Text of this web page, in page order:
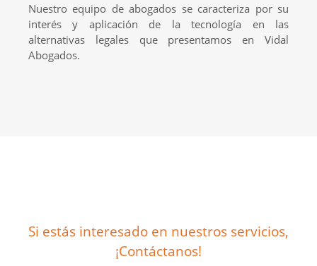
Nuestro equipo de abogados se caracteriza por su
interés y aplicación de la tecnología en las
alternativas legales que presentamos en Vidal
Abogados.
Si estás interesado en nuestros servicios,
¡Contáctanos!